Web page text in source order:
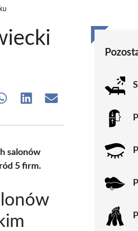
Share Share Share
salonów
5 firm.